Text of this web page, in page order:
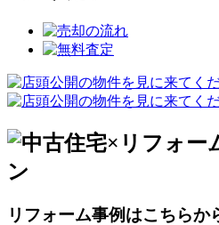
リフォーム事例はこちらか